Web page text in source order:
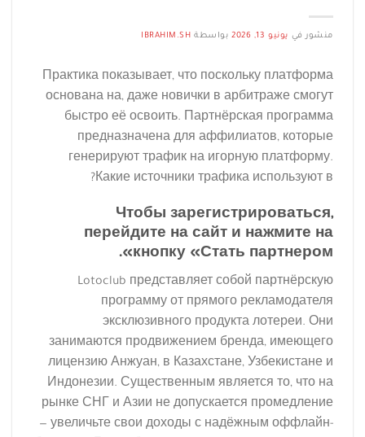
منشور في يونيو 13, 2026 بواسطة IBRAHIM.SH
Практика показывает, что поскольку платформа
основана на, даже новички в арбитраже смогут
быстро её освоить. Партнёрская программа
предназначена для аффилиатов, которые
генерируют трафик на игорную платформу.
Какие источники трафика используют в?
Чтобы зарегистрироваться,
перейдите на сайт и нажмите на
кнопку «Стать партнером».
Lotoclub представляет собой партнёрскую
программу от прямого рекламодателя
эксклюзивного продукта лотереи. Они
занимаются продвижением бренда, имеющего
лицензию Анжуан, в Казахстане, Узбекистане и
Индонезии. Существенным является то, что на
рынке СНГ и Азии не допускается промедление
— увеличьте свои доходы с надёжным оффлайн-